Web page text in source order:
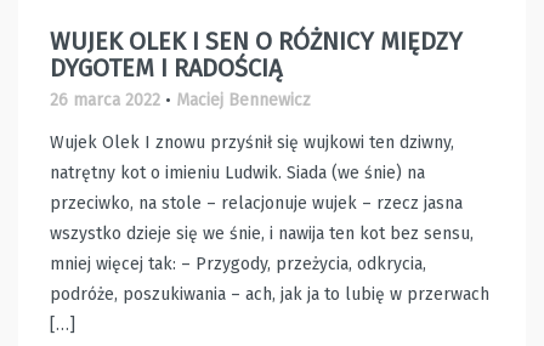
WUJEK OLEK I SEN O RÓŻNICY MIĘDZY
DYGOTEM I RADOŚCIĄ
26 marca 2022 • Maciej Bennewicz
Wujek Olek I znowu przyśnił się wujkowi ten dziwny,
natrętny kot o imieniu Ludwik. Siada (we śnie) na
przeciwko, na stole – relacjonuje wujek – rzecz jasna
wszystko dzieje się we śnie, i nawija ten kot bez sensu,
mniej więcej tak: – Przygody, przeżycia, odkrycia,
podróże, poszukiwania – ach, jak ja to lubię w przerwach
[…]